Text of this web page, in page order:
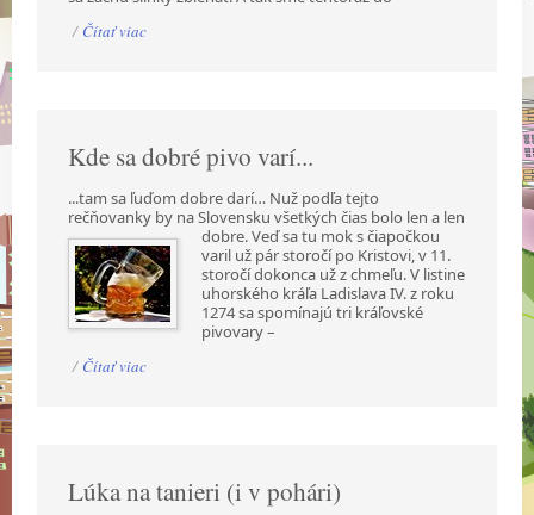
/ Čítať viac
Kde sa dobré pivo varí...
...tam sa ľuďom dobre darí… Nuž podľa tejto
rečňovanky by na Slovensku všetkých čias bolo len a len
dobre. Veď sa tu mok s čiapočkou
varil už pár storočí po Kristovi, v 11.
storočí dokonca už z chmeľu. V listine
uhorského kráľa Ladislava IV. z roku
1274 sa spomínajú tri kráľovské
pivovary –
/ Čítať viac
Lúka na tanieri (i v pohári)